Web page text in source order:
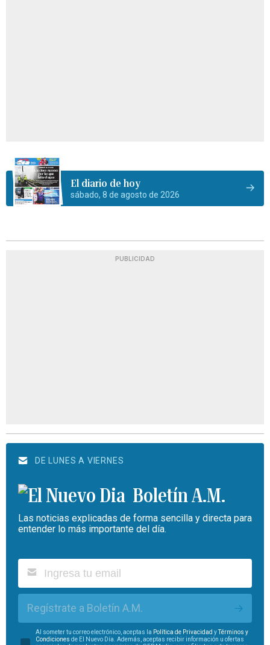
El diario de hoy
sábado, 8 de agosto de 2026
PUBLICIDAD
DE LUNES A VIERNES
Boletín A.M.
Las noticias explicadas de forma sencilla y directa para
entender lo más importante del día.
Regístrate a Boletín A.M.
Al someter tu correo electrónico, aceptas la Política de Privacidad yTérminos y
Condiciones de El Nuevo Día. Además, aceptas recibir información u ofertas